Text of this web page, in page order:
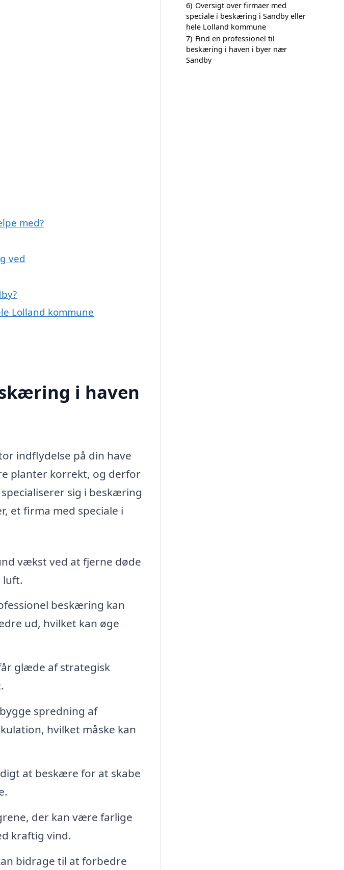
med?
ved
Lolland kommune
i haven
indflydelse på din have
planter korrekt, og derfor
sig i beskæring
et firma med speciale i
vækst ved at fjerne døde
luft.
beskæring kan
ud, hvilket kan øge
glæde af strategisk
spredning af
hvilket måske kan
at beskære for at skabe
der kan være farlige
kraftig vind.
bidrage til at forbedre
6) Oversigt over firmaer med
speciale i beskæring i Sandby eller
hele Lolland kommune
7) Find en professionel til
beskæring i haven i byer nær
Sandby